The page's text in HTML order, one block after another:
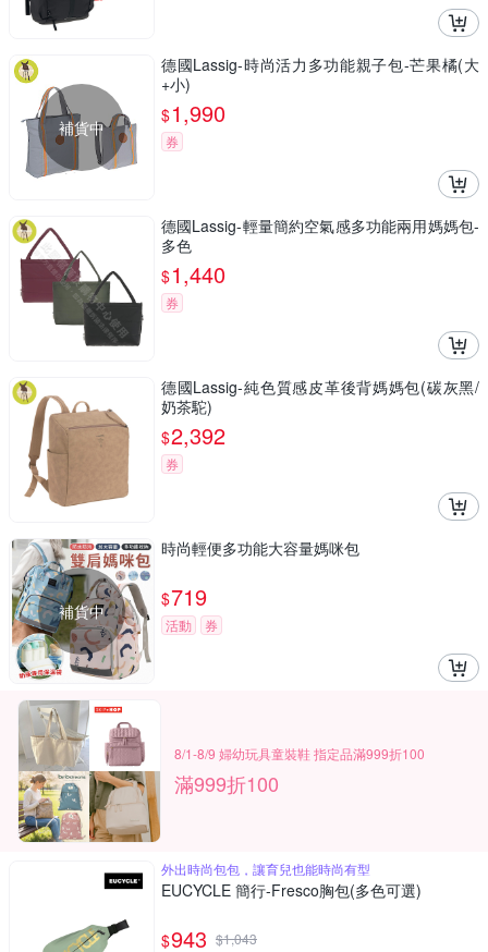
補貨中
德國Lassig-時尚活力多功能親子包-芒果橘(大
+小)
$1,990
券
德國Lassig-輕量簡約空氣感多功能兩用媽媽包-
多色
$1,440
券
德國Lassig-純色質感皮革後背媽媽包(碳灰黑/
奶茶駝)
$2,392
券
補貨中
時尚輕便多功能大容量媽咪包
$719
活動 券
8/1-8/9 婦幼玩具童裝鞋 指定品滿999折100
滿999折100
外出時尚包包，讓育兒也能時尚有型
EUCYCLE 簡行-Fresco胸包(多色可選)
$943 $1,043